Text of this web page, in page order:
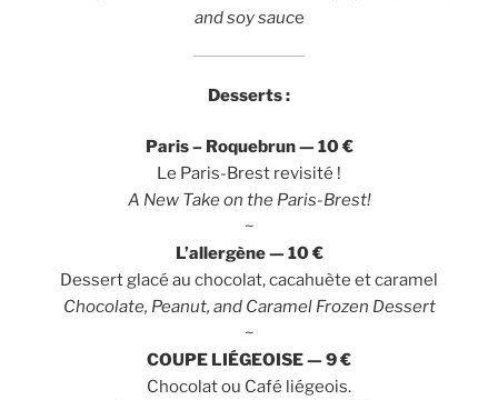
and soy sauce
Desserts :
Paris – Roquebrun — 10 €
Le Paris-Brest revisité !
A New Take on the Paris-Brest!
~
L’allergène — 10 €
Dessert glacé au chocolat, cacahuète et caramel
Chocolate, Peanut, and Caramel Frozen Dessert
~
COUPE LIÉGEOISE — 9 €
Chocolat ou Café liégeois.